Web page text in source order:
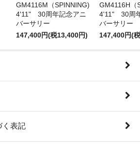
GM4116M（SPINNING)
4'11" 30周年記念アニ
バーサリー
147,400円(税13,400円)
GM4116H（
4'11" 30周
バーサリー
147,400円(
く表記